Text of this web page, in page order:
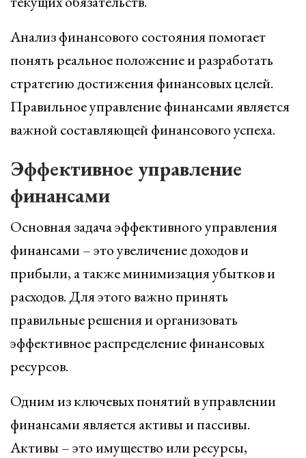
Анализ финансового состояния помогает
понять реальное положение и разработать
стратегию достижения финансовых целей.
Правильное управление финансами является
важной составляющей финансового успеха.
Эффективное управление
финансами
Основная задача эффективного управления
финансами – это увеличение доходов и
прибыли, а также минимизация убытков и
расходов. Для этого важно принять
правильные решения и организовать
эффективное распределение финансовых
ресурсов.
Одним из ключевых понятий в управлении
финансами является активы и пассивы.
Активы – это имущество или ресурсы,